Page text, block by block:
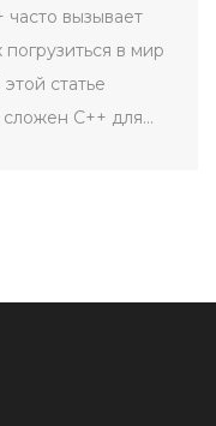
вызывает
в мир
статье
сложен C++ для